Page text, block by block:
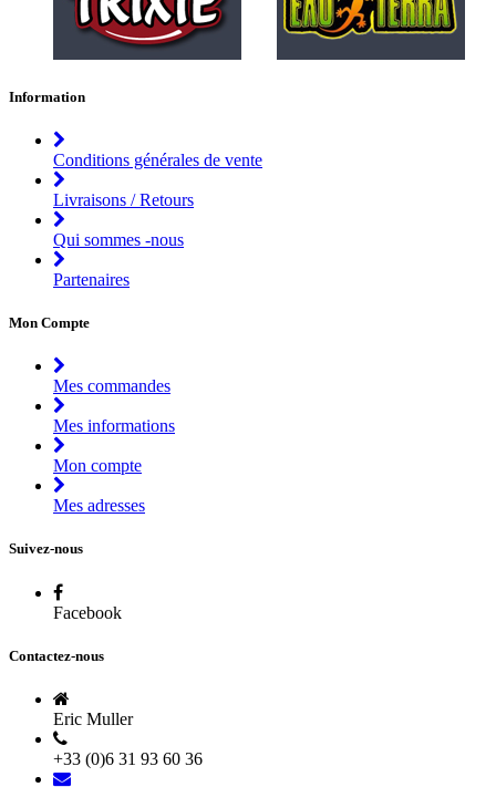
Information
Conditions générales de vente
Livraisons / Retours
Qui sommes -nous
Partenaires
Mon Compte
Mes commandes
Mes informations
Mon compte
Mes adresses
Suivez-nous
Facebook
Contactez-nous
Eric Muller
+33 (0)6 31 93 60 36